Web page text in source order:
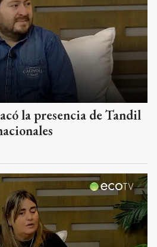
la presencia de Tandil